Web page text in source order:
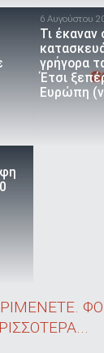
6 Αυγούστου
Τι έκαναν
γρήγορα
Έτσι
Ευρώπη